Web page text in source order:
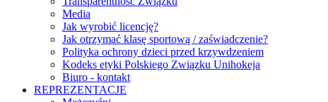
Media
Jak wyrobić licencję?
Jak otrzymać klasę sportową / zaświadczenie?
Polityka ochrony dzieci przed krzywdzeniem
Kodeks etyki Polskiego Związku Unihokeja
Biuro - kontakt
REPREZENTACJE